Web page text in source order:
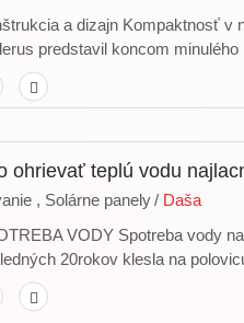
a dizajn Kompaktnosť v
predstavil koncom minulého
ohrievať teplú vodu
, Solárne panely/ Daša
VODY Spotreba vody
20rokov klesla na